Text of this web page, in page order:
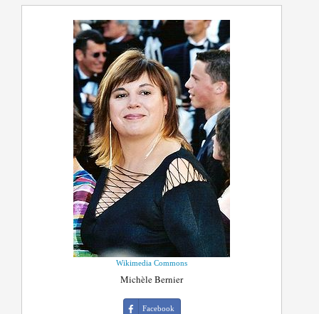
Wikimedia Commons
Michèle Bernier
Facebook